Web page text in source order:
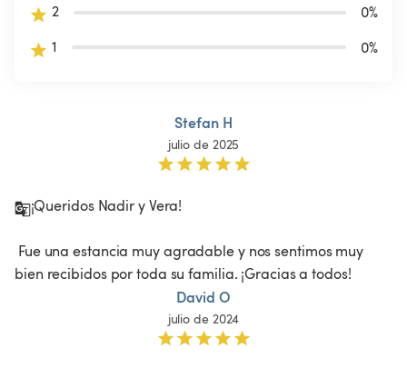
2
0%
1
0%
Stefan H
julio de 2025
¡Queridos Nadir y Vera!
bien recibidos por toda su familia. ¡Gracias a todos!
David O
julio de 2024